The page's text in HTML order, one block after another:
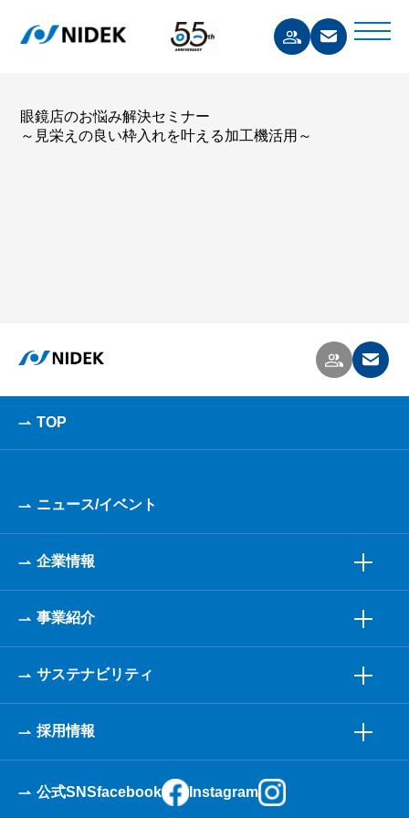
眼鏡店のお悩み解決セミナー
～見栄えの良い枠入れを叶える加工機活用～
TOP
ニュース/イベント
企業情報
事業紹介
サステナビリティ
採用情報
公式SNSfacebook Instagram